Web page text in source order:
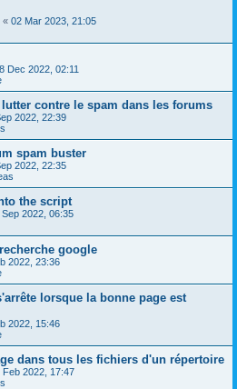
« 02 Mar 2023, 21:05
Dec 2022, 02:11
contre le spam dans les forums
2022, 22:39
spam buster
2022, 22:35
the script
Sep 2022, 06:35
google
2022, 23:36
lorsque la bonne page est
2022, 15:46
dans tous les fichiers d'un répertoire
Feb 2022, 17:47